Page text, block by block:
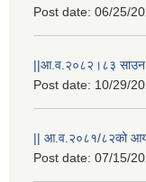
Post date: 06/25/
||आ.व.२०८२।८३ साउन
Post date: 10/29/
|| आ.व.२०८१/८२को आय
Post date: 07/15/